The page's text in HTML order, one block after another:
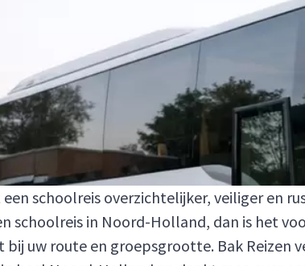
schoolreis overzichtelijker, veiliger en
schoolreis in Noord-Holland, dan is het
uw route en groepsgrootte. Bak Reizen